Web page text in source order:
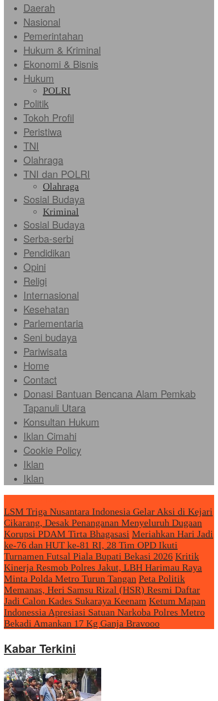
Daerah
Nasional
Pemerintahan
Hukum & Kriminal
Ekonomi & Bisnis
Hukum
POLRI
Politik
Tokoh Profil
Peristiwa
TNI
Olahraga
TNI dan POLRI
Olahraga
Sosial Budaya
Kriminal
Sosial Budaya
Serba-serbi
Pendidikan
Opini
Religi
Internasional
Kesehatan
Parlementaria
Seni budaya
Pariwisata
Home
Contact
Donasi Bantuan Bencana Alam Pemkab
Tapanuli Utara
Konsultan Hukum
Iklan Cimahi
Cookie Policy
Iklan
Iklan
LSM Triga Nusantara Indonesia Gelar Aksi di Kejari
Cikarang, Desak Penanganan Menyeluruh Dugaan
Korupsi PDAM Tirta Bhagasasi Meriahkan Hari Jadi
ke-76 dan HUT ke-81 RI, 28 Tim OPD Ikuti
Turnamen Futsal Piala Bupati Bekasi 2026 Kritik
Kinerja Resmob Polres Jakut, LBH Harimau Raya
Minta Polda Metro Turun Tangan Peta Politik
Memanas, Heri Samsu Rizal (HSR) Resmi Daftar
Jadi Calon Kades Sukaraya Keenam Ketum Mapan
Indonessia Apresiasi Satuan Narkoba Polres Metro
Bekadi Amankan 17 Kg Ganja Bravooo
Kabar Terkini